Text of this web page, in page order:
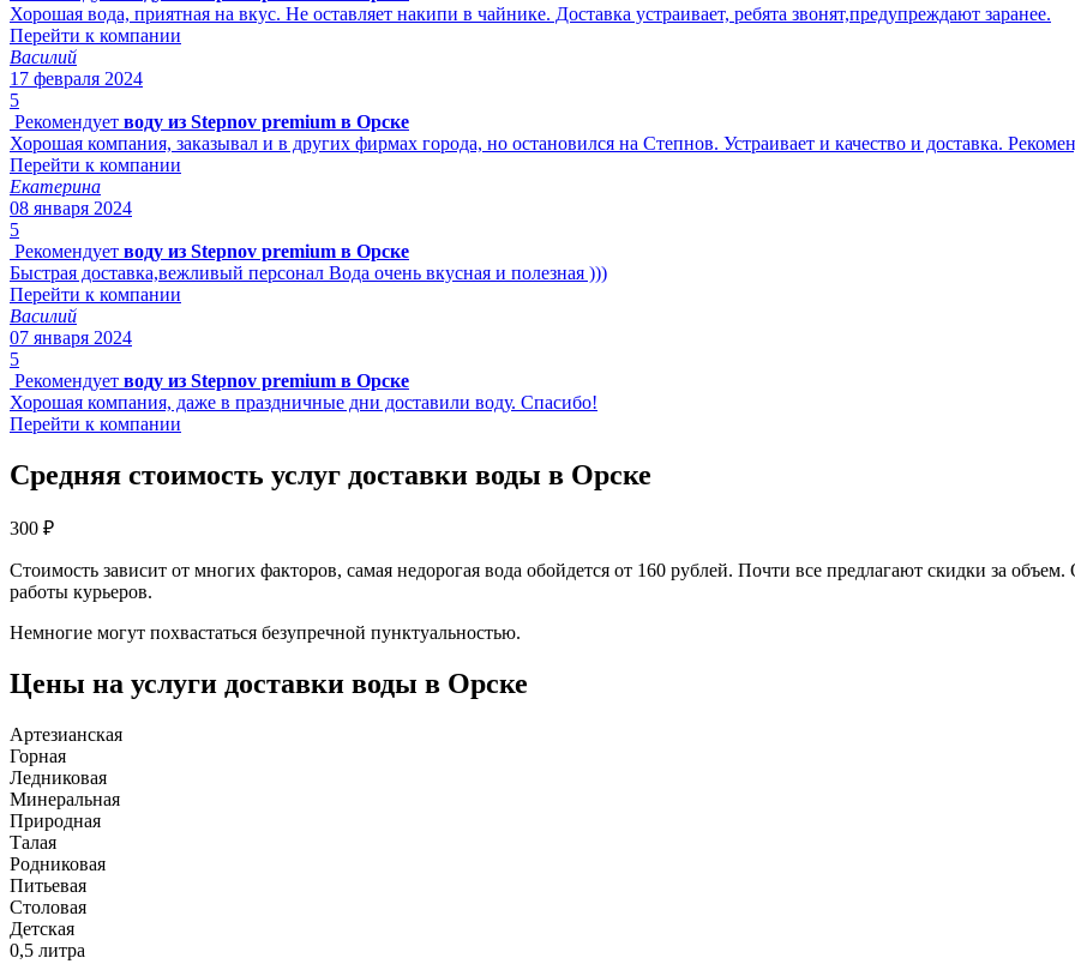
Хорошая вода, приятная на вкус. Не оставляет накипи в чайнике. Доставка устраивает, ребята звонят,предупреждают заранее.
Перейти к компании
Василий
17 февраля 2024
5
Рекомендует воду из Stepnov premium в Орске
Хорошая компания, заказывал и в других фирмах города, но остановился на Степнов. Устраивает и качество и доставка.
Перейти к компании
Екатерина
08 января 2024
5
Рекомендует воду из Stepnov premium в Орске
Быстрая доставка,вежливый персонал Вода очень вкусная и полезная )))
Перейти к компании
Василий
07 января 2024
5
Рекомендует воду из Stepnov premium в Орске
Хорошая компания, даже в праздничные дни доставили воду. Спасибо!
Перейти к компании
Средняя стоимость услуг доставки воды в Орске
300 ₽
Стоимость зависит от многих факторов, самая недорогая вода обойдется от 160 рублей. Почти все предлагают скидки за
работы курьеров.
Немногие могут похвастаться безупречной пунктуальностью.
Цены на услуги доставки воды в Орске
Артезианская
Горная
Ледниковая
Минеральная
Природная
Талая
Родниковая
Питьевая
Столовая
Детская
0,5 литра